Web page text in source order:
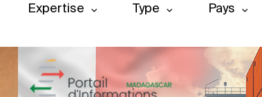
Expertise Type Pays
Campagne BIAT TRE Juil. 2022